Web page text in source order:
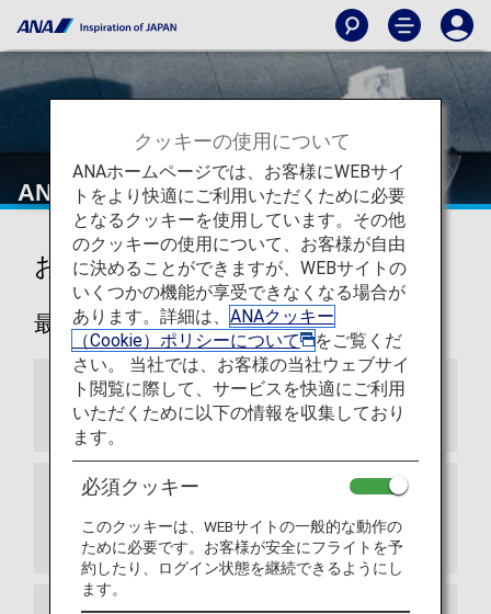
ANAからのお知らせ
お知らせ
最新
アリタリア航空とのマイレージ提携終了につ
いて
提携航空会社情報スイスインターナショナル
エアラインズが日本とスイス間の新路線を開
通しました
クッキーの使用について
ANAホームページでは、お客様にWEBサイ
トをより快適にご利用いただくために必要
となるクッキーを使用しています。その他
のクッキーの使用について、お客様が自由
に決めることができますが、WEBサイトの
いくつかの機能が享受できなくなる場合が
あります。詳細は、 ANAクッキー
（Cookie）ポリシーについて
をご覧くだ
さい。 当社では、お客様の当社ウェブサイ
ト閲覧に際して、サービスを快適にご利用
いただくために以下の情報を収集しており
ます。
必須クッキー
このクッキーは、WEBサイトの一般的な動作の
ために必要です。お客様が安全にフライトを予
約したり、ログイン状態を継続できるようにし
ます。